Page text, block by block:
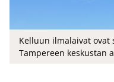
Kelluun ilmalaivat ovat
Tampereen keskustan